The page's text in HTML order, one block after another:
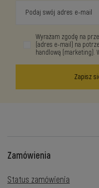
Podaj swój adres e-mail
Wyrażam zgodę na
(adres e-mail) na
handlową (marketing).
Zapisz
Zamówienia
Status zamówienia